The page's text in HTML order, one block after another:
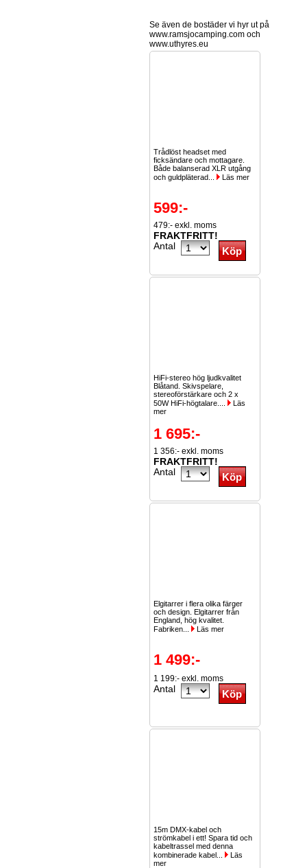
Se även de bostäder vi hyr ut på
www.ramsjocamping.com och
www.uthyres.eu
Trådlöst headset med
ficksändare och mottagare.
Både balanserad XLR utgång
och guldpläterad...
Läs mer
599:-
479:- exkl. moms
FRAKTFRITT!
Antal
HiFi-stereo hög ljudkvalitet
Blåtand. Skivspelare,
stereoförstärkare och 2 x
50W HiFi-högtalare....
Läs
mer
1 695:-
1 356:- exkl. moms
FRAKTFRITT!
Antal
Elgitarrer i flera olika färger
och design. Elgitarrer från
England, hög kvalitet.
Fabriken...
Läs mer
1 499:-
1 199:- exkl. moms
Antal
15m DMX-kabel och
strömkabel i ett! Spara tid och
kabeltrassel med denna
kombinerade kabel...
Läs
mer